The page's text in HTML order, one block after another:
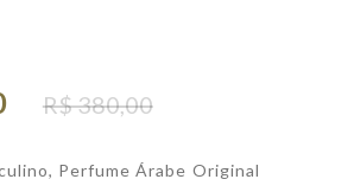
R$380,00
, Perfume Árabe Original